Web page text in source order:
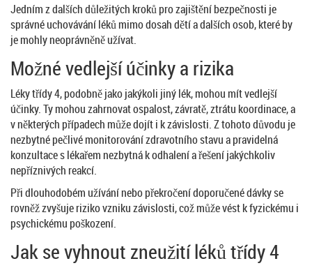
Jedním z dalších důležitých kroků pro zajištění bezpečnosti je
správné uchovávání léků mimo dosah dětí a dalších osob, které by
je mohly neoprávněně užívat.
Možné vedlejší účinky a rizika
Léky třídy 4, podobně jako jakýkoli jiný lék, mohou mít vedlejší
účinky. Ty mohou zahrnovat ospalost, závratě, ztrátu koordinace, a
v některých případech může dojít i k závislosti. Z tohoto důvodu je
nezbytné pečlivé monitorování zdravotního stavu a pravidelná
konzultace s lékařem nezbytná k odhalení a řešení jakýchkoliv
nepříznivých reakcí.
Při dlouhodobém užívání nebo překročení doporučené dávky se
rovněž zvyšuje riziko vzniku závislosti, což může vést k fyzickému i
psychickému poškození.
Jak se vyhnout zneužití léků třídy 4